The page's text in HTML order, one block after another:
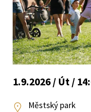
1.9.2026 / Út /
Městský park